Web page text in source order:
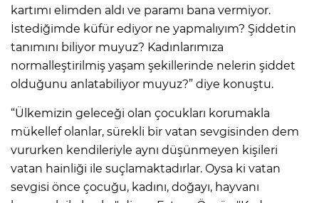
kartımı elimden aldı ve paramı bana vermiyor.
İstediğimde küfür ediyor ne yapmalıyım? Şiddetin
tanımını biliyor muyuz? Kadınlarımıza
normalleştirilmiş yaşam şekillerinde nelerin şiddet
olduğunu anlatabiliyor muyuz?” diye konuştu.
“Ülkemizin geleceği olan çocukları korumakla
mükellef olanlar, sürekli bir vatan sevgisinden dem
vururken kendileriyle aynı düşünmeyen kişileri
vatan hainliği ile suçlamaktadırlar. Oysa ki vatan
sevgisi önce çocuğu, kadını, doğayı, hayvanı